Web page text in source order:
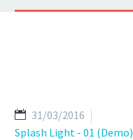
31/03/2016
Splash Light - 01 (Demo)